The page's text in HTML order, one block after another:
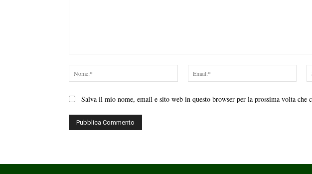
Nome:*
Salva il mio nome, email e sito web in questo browser per la prossima volta che